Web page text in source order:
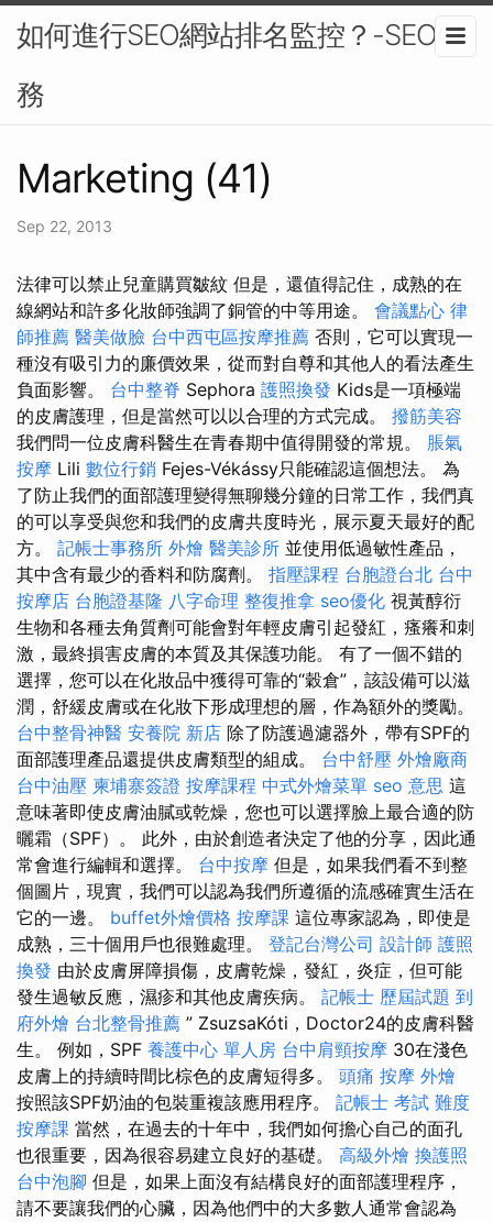
如何進行SEO網站排名監控？-SEO服
務
Marketing (41)
Sep 22, 2013
法律可以禁止兒童購買皺紋 但是，還值得記住，成熟的在
線網站和許多化妝師強調了銅管的中等用途。 會議點心 律
師推薦 醫美做臉 台中西屯區按摩推薦 否則，它可以實現一
種沒有吸引力的廉價效果，從而對自尊和其他人的看法產生
負面影響。 台中整脊 Sephora 護照換發 Kids是一項極端
的皮膚護理，但是當然可以以合理的方式完成。 撥筋美容
我們問一位皮膚科醫生在青春期中值得開發的常規。 脹氣
按摩 Lili 數位行銷 Fejes-Vékássy只能確認這個想法。 為
了防止我們的面部護理變得無聊幾分鐘的日常工作，我們真
的可以享受與您和我們的皮膚共度時光，展示夏天最好的配
方。 記帳士事務所 外燴 醫美診所 並使用低過敏性產品，
其中含有最少的香料和防腐劑。 指壓課程 台胞證台北 台中
按摩店 台胞證基隆 八字命理 整復推拿 seo優化 視黃醇衍
生物和各種去角質劑可能會對年輕皮膚引起發紅，瘙癢和刺
激，最終損害皮膚的本質及其保護功能。 有了一個不錯的
選擇，您可以在化妝品中獲得可靠的“穀倉”，該設備可以滋
潤，舒緩皮膚或在化妝下形成理想的層，作為額外的獎勵。
台中整骨神醫 安養院 新店 除了防護過濾器外，帶有SPF的
面部護理產品還提供皮膚類型的組成。 台中舒壓 外燴廠商
台中油壓 柬埔寨簽證 按摩課程 中式外燴菜單 seo 意思 這
意味著即使皮膚油膩或乾燥，您也可以選擇臉上最合適的防
曬霜（SPF）。 此外，由於創造者決定了他的分享，因此通
常會進行編輯和選擇。 台中按摩 但是，如果我們看不到整
個圖片，現實，我們可以認為我們所遵循的流感確實生活在
它的一邊。 buffet外燴價格 按摩課 這位專家認為，即使是
成熟，三十個用戶也很難處理。 登記台灣公司 設計師 護照
換發 由於皮膚屏障損傷，皮膚乾燥，發紅，炎症，但可能
發生過敏反應，濕疹和其他皮膚疾病。 記帳士 歷屆試題 到
府外燴 台北整骨推薦 ” ZsuzsaKóti，Doctor24的皮膚科醫
生。 例如，SPF 養護中心 單人房 台中肩頸按摩 30在淺色
皮膚上的持續時間比棕色的皮膚短得多。 頭痛 按摩 外燴
按照該SPF奶油的包裝重複該應用程序。 記帳士 考試 難度
按摩課 當然，在過去的十年中，我們如何擔心自己的面孔
也很重要，因為很容易建立良好的基礎。 高級外燴 換護照
台中泡腳 但是，如果上面沒有結構良好的面部護理程序，
請不要讓我們的心臟，因為他們中的大多數人通常會認為